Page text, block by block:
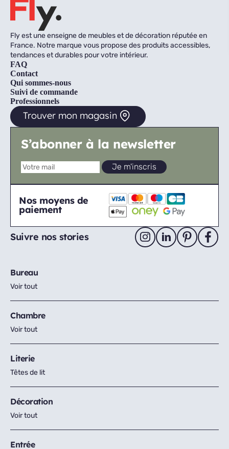
Fly est une enseigne de meubles et de décoration réputée en
France. Notre marque vous propose des produits accessibles,
tendances et durables pour votre intérieur.
FAQ
Contact
Qui sommes-nous
Suivi de commande
Professionnels
Trouver mon magasin
S’abonner à la newsletter
Nos moyens de
paiement
Suivre nos stories
Bureau
Voir tout
Chambre
Voir tout
Literie
Têtes de lit
Décoration
Voir tout
Entrée